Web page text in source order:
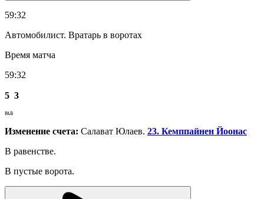
59:32
Автомобилист. Вратарь в воротах
Время матча
59:32
5 3
РАВ
Изменение счета: Салават Юлаев. 23. Кемппайнен Йоонас
В равенстве.
В пустые ворота.